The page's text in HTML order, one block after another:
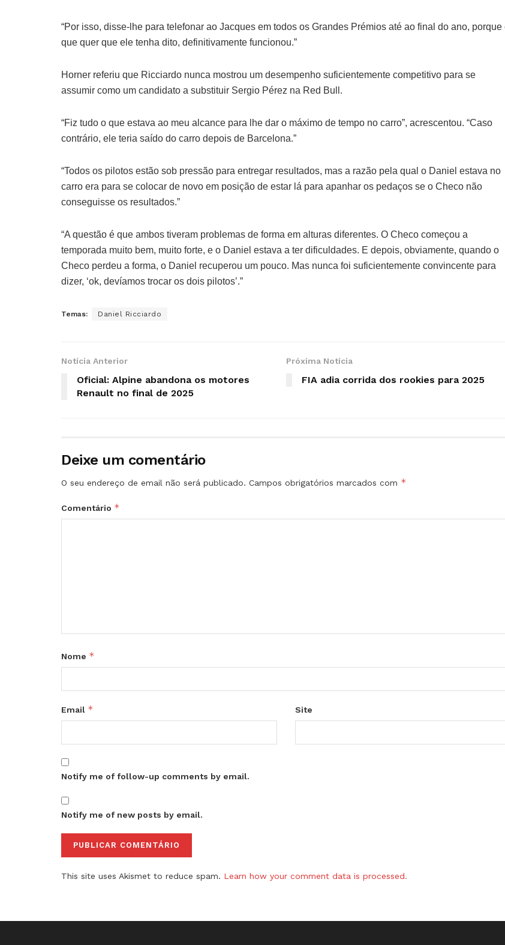
“Por isso, disse-lhe para telefonar ao Jacques em todos os Grandes Prémios até ao final do ano, porque
que quer que ele tenha dito, definitivamente funcionou.”
Horner referiu que Ricciardo nunca mostrou um desempenho suficientemente competitivo para se
assumir como um candidato a substituir Sergio Pérez na Red Bull.
“Fiz tudo o que estava ao meu alcance para lhe dar o máximo de tempo no carro”, acrescentou. “Caso
contrário, ele teria saído do carro depois de Barcelona.”
“Todos os pilotos estão sob pressão para entregar resultados, mas a razão pela qual o Daniel estava no
carro era para se colocar de novo em posição de estar lá para apanhar os pedaços se o Checo não
conseguisse os resultados.”
“A questão é que ambos tiveram problemas de forma em alturas diferentes. O Checo começou a
temporada muito bem, muito forte, e o Daniel estava a ter dificuldades. E depois, obviamente, quando o
Checo perdeu a forma, o Daniel recuperou um pouco. Mas nunca foi suficientemente convincente para
dizer, ‘ok, devíamos trocar os dois pilotos’.”
Temas: Daniel Ricciardo
Notícia Anterior
Oficial: Alpine abandona os motores
Renault no final de 2025
Próxima Notícia
FIA adia corrida dos rookies para 2025
Deixe um comentário
O seu endereço de email não será publicado. Campos obrigatórios marcados com *
Comentário *
Nome *
Email * Site
Notify me of follow-up comments by email.
Notify me of new posts by email.
This site uses Akismet to reduce spam. Learn how your comment data is processed.